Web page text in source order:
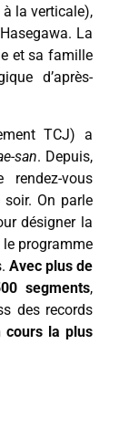
la verticale),
La
et sa famille
d’après-
TCJ) a
san. Depuis,
vous
On parle
désigner la
programme
Avec plus de
segments,
des records
cours la plus